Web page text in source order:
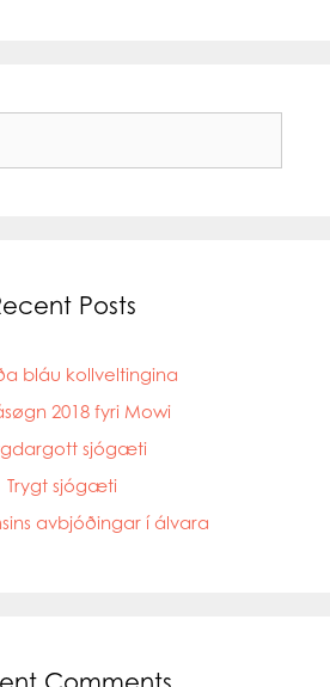
Posts
bláu kollveltingina
2018 fyri Mowi
sjógæti
Trygt sjógæti
avbjóðingar í álvara